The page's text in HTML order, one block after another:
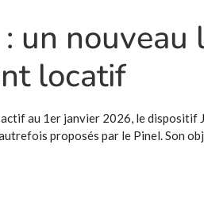
un nouveau
locatif
au 1er janvier 2026, le dispositif
proposés par le Pinel. Son